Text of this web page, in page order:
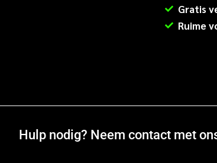
Gratis
Ruime
Hulp nodig? Neem contact met